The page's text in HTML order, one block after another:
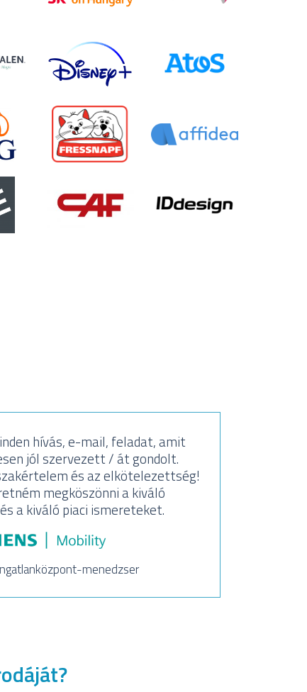
hívás, e-mail, feladat, amit
jól szervezett / át gondolt.
és az elkötelezettség!
megköszönni a kiváló
a kiváló piaci ismereteket.
menedzser